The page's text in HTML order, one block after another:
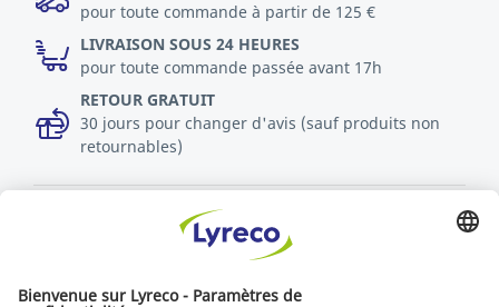
pour toute commande à partir de 125 €
LIVRAISON SOUS 24 HEURES
pour toute commande passée avant 17h
RETOUR GRATUIT
30 jours pour changer d'avis (sauf produits non
retournables)
Découvrez toutes les vidéos
Durabilité